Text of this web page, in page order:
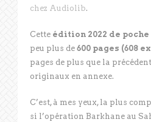
chez Audiolib.
Cette édition 2022 de poche
peu plus de 600 pages (608
pages de plus que la
originaux en annexe.
C’est, à mes yeux, la plus
si l’opération Barkhane au